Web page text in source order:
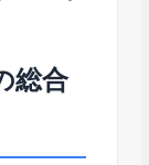
総合